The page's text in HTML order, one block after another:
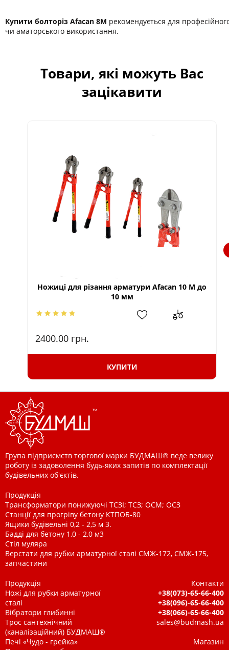
Купити болторіз Afacan 8M рекомендується для
чи аматорського використання.
Товари, які можуть Вас
зацікавити
Ножиці для різання арматури Afacan 10 М до
10 мм
2400.00 грн.
КУПИТИ
Група підприємств торгової марки БУДМАШ® веде велику
роботу із задоволення будь-яких запитів по комплектації
будівельних об'єктів.
Продукція
Трансформатори понижуючі ТСЗІ; ТСЗ; ОСМ; ОСЗ
Станції для прогріву бетону КТПОБ-80
Ящики будівельні 0,2 - 2,5 м 3.
Бадді для бетону 1,0 - 2,0 м3
Стіл муляра
Верстати для рубки арматурної сталі СМЖ-172, СМЖ-175,
запчастини
Продукція
Ножі для рубки арматурної
сталі
Вібратори глибинні
Трос сантехнічний
(каналізаційний) БУДМАШ®
Печі «Чудо - грейка»
Контакти
+38(073)-65-66-400
+38(096)-65-66-400
+38(066)-65-66-400
sales@budmash.ua
Магазин